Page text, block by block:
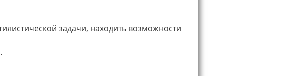
задачи, находить возможности